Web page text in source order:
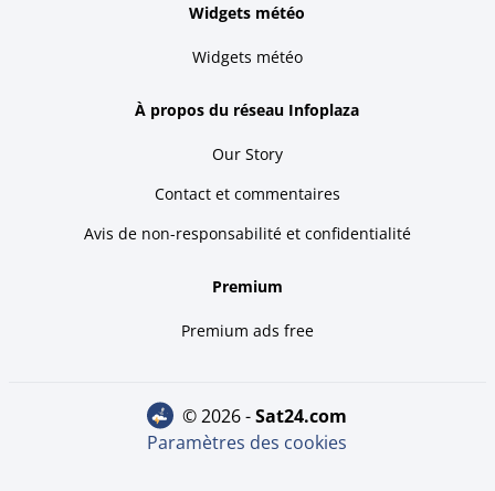
Widgets météo
Widgets météo
À propos du réseau Infoplaza
Our Story
Contact et commentaires
Avis de non-responsabilité et confidentialité
Premium
Premium ads free
© 2026 - sat24.com
Paramètres des cookies